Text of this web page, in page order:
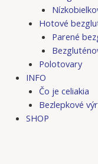
Hotové
Parené
Polotovary
INFO
Čo je celiakia
Bezlepkové
SHOP